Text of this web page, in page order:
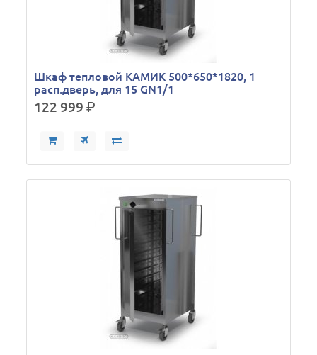
Шкаф тепловой КАМИК 500*650*1820, 1
расп.дверь, для 15 GN1/1
122 999р.